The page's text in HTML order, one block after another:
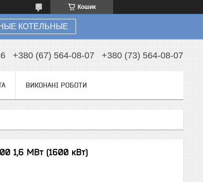
Кошик
КОТЕЛЬНЫЕ
+380 (67) 564-08-07 +380 (73) 564-08-07
ВИКОНАНІ РОБОТИ
1,6 МВт (1600 кВт)